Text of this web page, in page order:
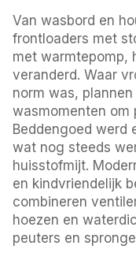
Van wasbord en
frontloaders met
met warmtepomp,
veranderd. Waar
norm was,
wasmomenten om
Beddengoed werd
wat nog steeds
huisstofmijt.
en kindvriendelijk
combineren
hoezen en
peuters en